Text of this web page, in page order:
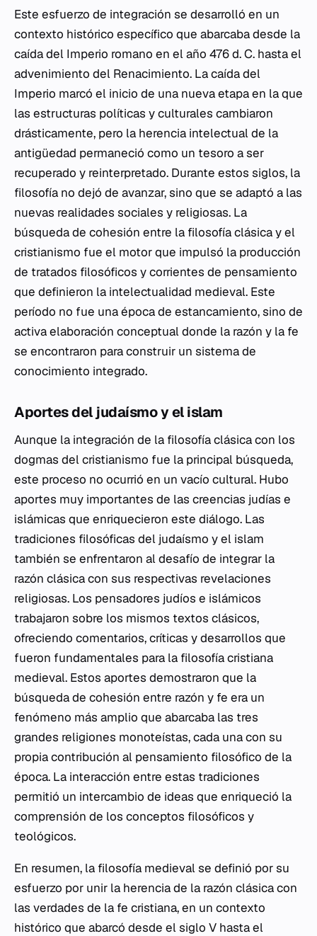
Este esfuerzo de integración se desarrolló en un
contexto histórico específico que abarcaba desde la
caída del Imperio romano en el año 476 d. C. hasta el
advenimiento del Renacimiento. La caída del
Imperio marcó el inicio de una nueva etapa en la que
las estructuras políticas y culturales cambiaron
drásticamente, pero la herencia intelectual de la
antigüedad permaneció como un tesoro a ser
recuperado y reinterpretado. Durante estos siglos, la
filosofía no dejó de avanzar, sino que se adaptó a las
nuevas realidades sociales y religiosas. La
búsqueda de cohesión entre la filosofía clásica y el
cristianismo fue el motor que impulsó la producción
de tratados filosóficos y corrientes de pensamiento
que definieron la intelectualidad medieval. Este
período no fue una época de estancamiento, sino de
activa elaboración conceptual donde la razón y la fe
se encontraron para construir un sistema de
conocimiento integrado.
Aportes del judaísmo y el islam
Aunque la integración de la filosofía clásica con los
dogmas del cristianismo fue la principal búsqueda,
este proceso no ocurrió en un vacío cultural. Hubo
aportes muy importantes de las creencias judías e
islámicas que enriquecieron este diálogo. Las
tradiciones filosóficas del judaísmo y el islam
también se enfrentaron al desafío de integrar la
razón clásica con sus respectivas revelaciones
religiosas. Los pensadores judíos e islámicos
trabajaron sobre los mismos textos clásicos,
ofreciendo comentarios, críticas y desarrollos que
fueron fundamentales para la filosofía cristiana
medieval. Estos aportes demostraron que la
búsqueda de cohesión entre razón y fe era un
fenómeno más amplio que abarcaba las tres
grandes religiones monoteístas, cada una con su
propia contribución al pensamiento filosófico de la
época. La interacción entre estas tradiciones
permitió un intercambio de ideas que enriqueció la
comprensión de los conceptos filosóficos y
teológicos.
En resumen, la filosofía medieval se definió por su
esfuerzo por unir la herencia de la razón clásica con
las verdades de la fe cristiana, en un contexto
histórico que abarcó desde el siglo V hasta el